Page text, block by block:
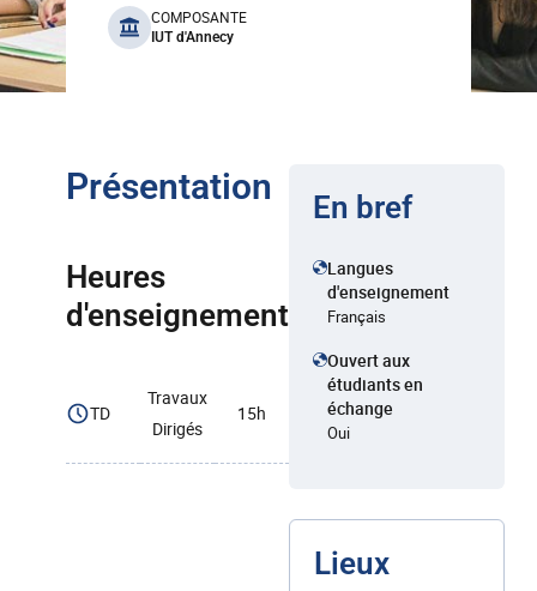
benefits
COMPOSANTE
IUT d'Annecy
Présentation
Heures
d'enseignement
TD
Travaux
Dirigés
15h
En bref
Langues
d'enseignement
Français
Ouvert aux
étudiants en
échange
Oui
Lieux